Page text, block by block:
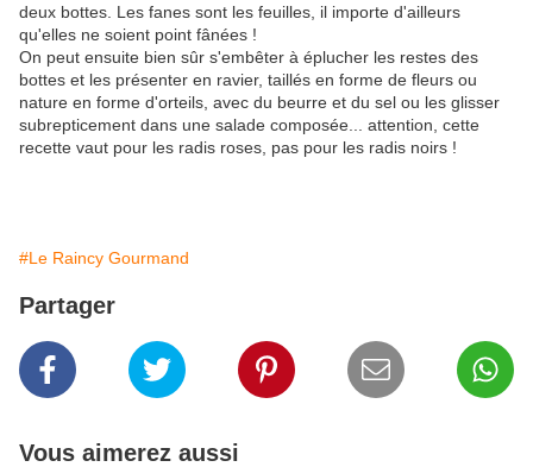
deux bottes. Les fanes sont les feuilles, il importe d'ailleurs
qu'elles ne soient point fânées !
On peut ensuite bien sûr s'embêter à éplucher les restes des
bottes et les présenter en ravier, taillés en forme de fleurs ou
nature en forme d'orteils, avec du beurre et du sel ou les glisser
subrepticement dans une salade composée... attention, cette
recette vaut pour les radis roses, pas pour les radis noirs !
#Le Raincy Gourmand
Partager
Vous aimerez aussi